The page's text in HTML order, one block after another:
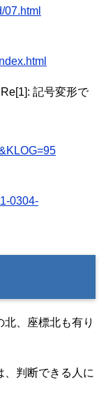
07.html
記号変形で
0304-
、座標北も有り
、判断できる人に